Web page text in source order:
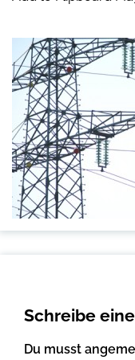
Schreibe
Du musst